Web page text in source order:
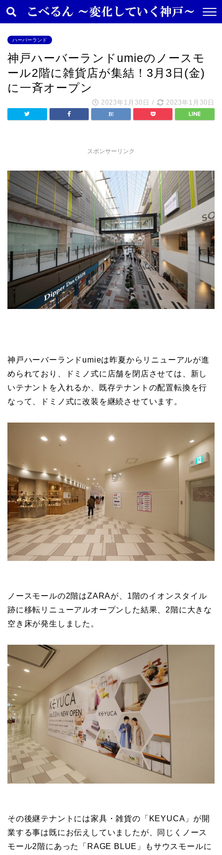
ハーバーランド
神戸ハーバーランドumieのノースモ
ール2階に雑貨店が集結！3月3日(金)
に一斉オープン
2023年1月30日 / 2023年1月30日
スポンサーリンク
神戸ハーバーランドumieは昨夏からリニューアルが進
められており、ドミノ式に店舗を閉店させては、新し
いテナントを入れるか、既存テナントの配置転換を行
なって、ドミノ式に改装を継続させています。
ノースモールの2階はZARAが、1階のイオンスタイル
跡に移転リニューアルオープンした結果、2階に大きな
空き床が発生しました。
その後継テナントには家具・雑貨の「KEYUCA」が開
業する事は既にお伝えしていましたが、同じくノース
モール2階にあった「RAGE BLUE」もサウスモールに